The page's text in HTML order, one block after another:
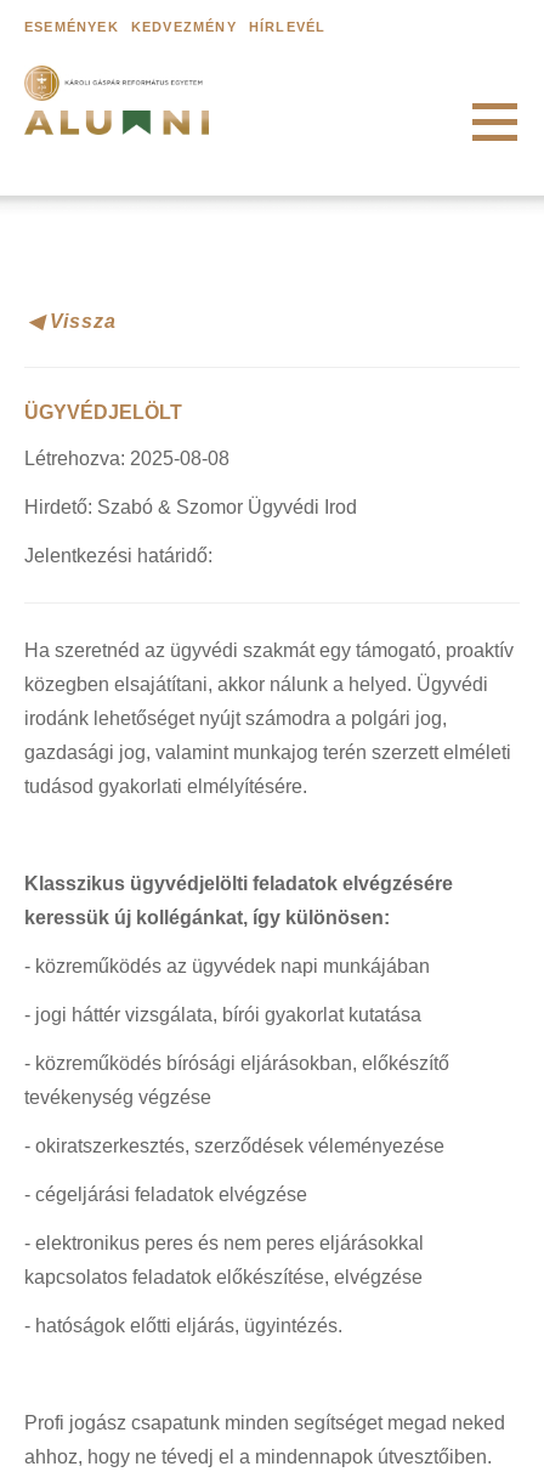
ESEMÉNYEK KEDVEZMÉNY HÍRLEVÉL
A Károliról
Egyetemi hírek
Alumni találkozó
Híres Alumni hallgatóink
Alumni regisztráció
GYIK
Diplomás pályakövetés
MŰHELYEK
Mentál Klub
KIADVÁNYOK
Monográfia
Tanulmánykötet
◀ Vissza
ÜGYVÉDJELÖLT
Létrehozva: 2025-08-08
Hirdető: Szabó & Szomor Ügyvédi Irod
Jelentkezési határidő:
Ha szeretnéd az ügyvédi szakmát egy támogató, proaktív
közegben elsajátítani, akkor nálunk a helyed. Ügyvédi
irodánk lehetőséget nyújt számodra a polgári jog,
gazdasági jog, valamint munkajog terén szerzett elméleti
tudásod gyakorlati elmélyítésére.
Klasszikus ügyvédjelölti feladatok elvégzésére
keressük új kollégánkat, így különösen:
- közreműködés az ügyvédek napi munkájában
- jogi háttér vizsgálata, bírói gyakorlat kutatása
- közreműködés bírósági eljárásokban, előkészítő
tevékenység végzése
- okiratszerkesztés, szerződések véleményezése
- cégeljárási feladatok elvégzése
- elektronikus peres és nem peres eljárásokkal
kapcsolatos feladatok előkészítése, elvégzése
- hatóságok előtti eljárás, ügyintézés.
Profi jogász csapatunk minden segítséget megad neked
ahhoz, hogy ne tévedj el a mindennapok útvesztőiben.